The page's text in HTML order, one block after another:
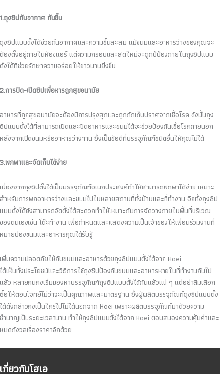
1.ถุงซิปกันอากาศ กันชื้น
ถุงซิปแบบตั้งได้ช่วยกันอากาศและความชื้นสะสม แม้ขนมและอาหารว่างของคุณจะ
ต้องตั้งอยู่ภายในห้องแอร์ แต่ความกรอบและสดใหม่จะถูกป้ป้องภายในถุงซิปแบบ
ตั้งได้ที่ช่วยรักษาความอร่อยให้ยาวนานยิ่งขึ้น
2.การปิด-เปิดซิปเพื่อหารถูกสุขอนามัย
อาหารที่ถูกสุขอนามัยจะต้องมีการปรุงสุกและถูกกักเก็บปราศจากเชื้อโรค ดังนั้นถุง
ซิปแบบตั้งได้ที่สามารถเปิดและปิดอาหารและขนมได้จะช่วยป้องกันเชื้อโรคภายนอก
หลังจากเปิดขนมหรืออาหารว่างทาน ซึ่งเป็นข้อดีที่บรรจุภัณฑ์ชนิดอื่นให้คุณไม่ได้
3.พกพาและจัดเก็บได้ง่าย
เนื่องจากถุงซิปตั้งได้เป็นบรรจุภัณฑ์อเนกประสงค์ทำให้สามารถพกพาได้ง่าย เหมาะ
สำหรับการพกอาหารว่างและขนมไปในหลายสถานที่ทั้งบ้านและที่ทำงาน อีกทั้งถุงซิป
แบบตั้งได้ยังสามารถจัดตั้งได้สะดวกทำให้เหมาะกับการจัดวางภายในพื้นที่บริเวณ
ของตนเองเช่น โต๊ะทำงาน เพื่อกำหนดและแสดงความเป็นเจ้าของให้เพื่อนร่วมงานที่
หมายปองขนมและอาหารคุณได้รับรู้
เพิ่มความปลอดภัยให้กับขนมและอาหารด้วยถุงซิปแบบตั้งได้จาก Hoei
ได้เห็นทั้งประโยชน์และวิธีการใช้ถุงซิปป้องกันขนมและอาหารหายในที่ทำงานกันไป
แล้ว หลายคนคงเริ่มมองหาบรรจุภัณฑ์ถุงซิปแบบตั้งได้กันแล้วแน่ ๆ แต่อย่าลืมเลือก
ซื้อให้ตอบโจทย์ไม่ว่าจะเป็นคุณภาพและมาตรฐาน ซึ่งผู้ผลิตบรรจุภัณฑ์ถุงซิปแบบตั้ง
ได้ดังกล่าวคงเป็นใครไปไม่ได้นอกจาก Hoei เพราะผลิตบรรจุภัณฑ์มาด้วยความ
ชำนาญเป็นระยะเวลานาน ทำให้ถุงซิปแบบตั้งได้จาก Hoei ตอบสนองความคุ้มค่าและ
หมดกังวลเรื่องราคาอีกด้วย
เกี่ยวกับโฮเอ